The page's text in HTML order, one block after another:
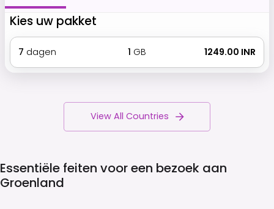
Kies uw pakket
7 dagen 1 GB ₹ 1249.00 INR
View All Countries
Essentiële feiten voor een bezoek aan
Groenland